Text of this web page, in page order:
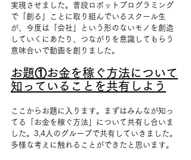
実現させました。普段ロボットプログラミング
で「創る」ことに取り組んでいるスクール生
が、今度は「会社」という形のないモノを創造
していくにあたり、つながりを意識してもらう
意味合いで動画を創りました。
お題①お金を稼ぐ方法について
知っていることを共有しよう
ここからお題に入ります。まずはみんなが知っ
てる「お金を稼ぐ方法」について共有し合いま
した。3,4人のグループで共有していきました。
多様な考えに触れることができたと思います。